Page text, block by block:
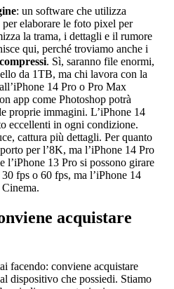
: un software che utilizza
elaborare le foto pixel per
la trama, i dettagli e il rumore
qui, perché troviamo anche i
. Sì, saranno file enormi,
da 1TB, ma chi lavora con la
14 Pro o Pro Max
app come Photoshop potrà
proprie immagini. L’iPhone 14
eccellenti in ogni condizione.
cattura più dettagli. Per quanto
per l’8K, ma l’iPhone 14 Pro
l’iPhone 13 Pro si possono girare
fps o 60 fps, ma l’iPhone 14
acquistare
facendo: conviene acquistare
dispositivo che possiedi. Stiamo